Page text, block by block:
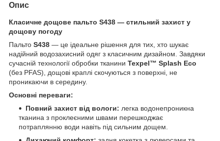
Опис
Класичне дощове пальто S438 — стильний захист у
дощову погоду
Пальто S438 — це ідеальне рішення для тих, хто шукає
надійний водозахисний одяг з класичним дизайном. Завдяки
сучасній технології обробки тканини Texpel™ Splash Eco
(без PFAS), дощові краплі скочуються з поверхні, не
проникаючи в середину.
Основні переваги:
Повний захист від вологи: легка водонепроникна
тканина з проклеєними швами перешкоджає
потраплянню води навіть під сильним дощем.